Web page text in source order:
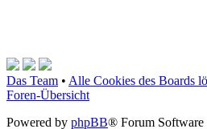
Das Team • Alle Cookies des Boards
Foren-Übersicht
Powered by phpBB® Forum